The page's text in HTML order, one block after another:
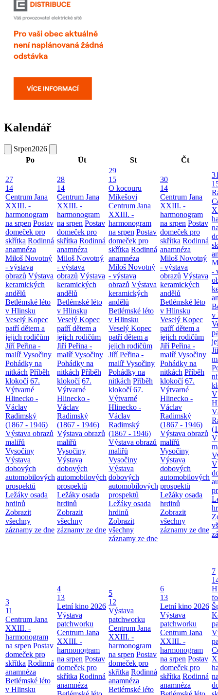
Kalendář
Srpen2026
Po
Út St Čt
27
14
Centrum Jana
XXIII. -
harmonogram
na srpen Postav
domeček pro
skřítka Rodinná
anamnéza
Miloš Novotný
- výstava
obrazů Výstava
keramických
andělů
Betlémské léto
v Hlinsku
Veselý Kopec
patří dětem a
jejich rodičům
Jiří Peřina -
malíř Vysočiny
Pohádky na
nitkách Příběh
klokočí 67.
Výtvarné
Hlinecko -
Václav
Radimský
(1867 - 1946)
Výstava obrazů
maliřů
Vysočiny
Výstava
dobových
automobilových
prospektů
Ležáky osada
hrdinů
Zobrazit
všechny
záznamy ze dne
28
14
Centrum Jana
XXIII. -
harmonogram
na srpen Postav
domeček pro
skřítka Rodinná
anamnéza
Miloš Novotný
- výstava
obrazů Výstava
keramických
andělů
Betlémské léto
v Hlinsku
Veselý Kopec
patří dětem a
jejich rodičům
Jiří Peřina -
malíř Vysočiny
Pohádky na
nitkách Příběh
klokočí 67.
Výtvarné
Hlinecko -
Václav
Radimský
(1867 - 1946)
Výstava obrazů
maliřů
Vysočiny
Výstava
dobových
automobilových
prospektů
Ležáky osada
hrdinů
Zobrazit
všechny
záznamy ze dne
29
15
O kocouru
Mikešovi
Centrum Jana
XXIII. -
harmonogram
na srpen Postav
domeček pro
skřítka Rodinná
anamnéza
Miloš Novotný
- výstava
obrazů Výstava
keramických
andělů
Betlémské léto
v Hlinsku
Veselý Kopec
patří dětem a
jejich rodičům
Jiří Peřina -
malíř Vysočiny
Pohádky na
nitkách Příběh
klokočí 67.
Výtvarné
Hlinecko -
Václav
Radimský
(1867 - 1946)
Výstava obrazů
maliřů
Vysočiny
Výstava
dobových
automobilových
prospektů
Ležáky osada
hrdinů
Zobrazit
všechny
záznamy ze dne
30
14
Centrum Jana
XXIII. -
harmonogram
na srpen Postav
domeček pro
skřítka Rodinná
anamnéza
Miloš Novotný
- výstava
obrazů Výstava
keramických
andělů
Betlémské léto
v Hlinsku
Veselý Kopec
patří dětem a
jejich rodičům
Jiří Peřina -
malíř Vysočiny
Pohádky na
nitkách Příběh
klokočí 67.
Výtvarné
Hlinecko -
Václav
Radimský
(1867 - 1946)
Výstava obrazů
maliřů
Vysočiny
Výstava
dobových
automobilových
prospektů
Ležáky osada
hrdinů
Zobrazit
všechny
záznamy ze dne
-
v
3
11
Centrum Jana
XXIII. -
harmonogram
na srpen Postav
domeček pro
skřítka Rodinná
anamnéza
Betlémské léto
v Hlinsku
4
13
Letní kino 2026
Výstava
patchworku
Centrum Jana
XXIII. -
harmonogram
na srpen Postav
domeček pro
skřítka Rodinná
anamnéza
5
12
Výstava
patchworku
Centrum Jana
XXIII. -
harmonogram
na srpen Postav
domeček pro
skřítka Rodinná
anamnéza
Betlémské léto
6
13
Letní kino 2026
Výstava
patchworku
Centrum Jana
XXIII. -
harmonogram
na srpen Postav
domeček pro
skřítka Rodinná
anamnéza
7